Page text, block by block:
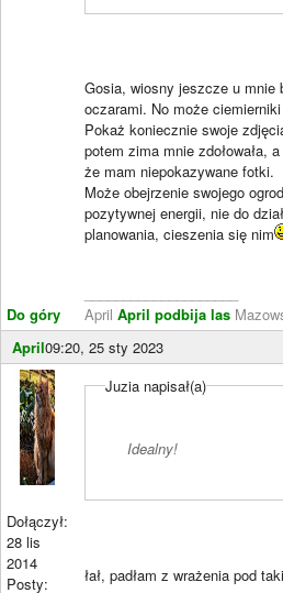
Do góry
Gosia, wiosny jeszcze u mnie
oczarami. No może
Pokaż koniecznie swoje
potem zima mnie zdołowała,
że mam niepokazywane fotki.
Może obejrzenie swojego
pozytywnej energii, nie do
planowania, cieszenia się nim
April April podbija las
April09:20, 25 sty 2023
Dołączył:
28 lis
2014
Posty:
Juzia napisał(a)
Idealny!
łał, padłam z wrażenia pod